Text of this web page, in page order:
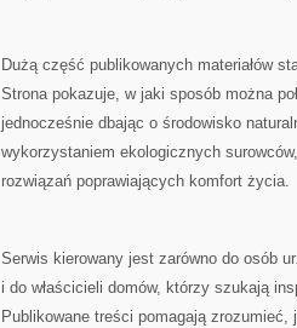
Dużą część publikowanych materiałów
Strona pokazuje, w jaki sposób można
jednocześnie dbając o środowisko
wykorzystaniem ekologicznych
rozwiązań poprawiających komfort życia.
Serwis kierowany jest zarówno do osób
i do właścicieli domów, którzy szukają
Publikowane treści pomagają